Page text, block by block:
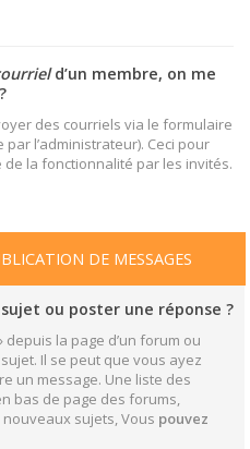
d’un membre, on me
des courriels via le formulaire
l’administrateur). Ceci pour
de la fonctionnalité par les invités.
DE MESSAGES
ou poster une réponse ?
la page d’un forum ou
Il se peut que vous ayez
un message. Une liste des
bas de page des forums,
sujets, Vous pouvez